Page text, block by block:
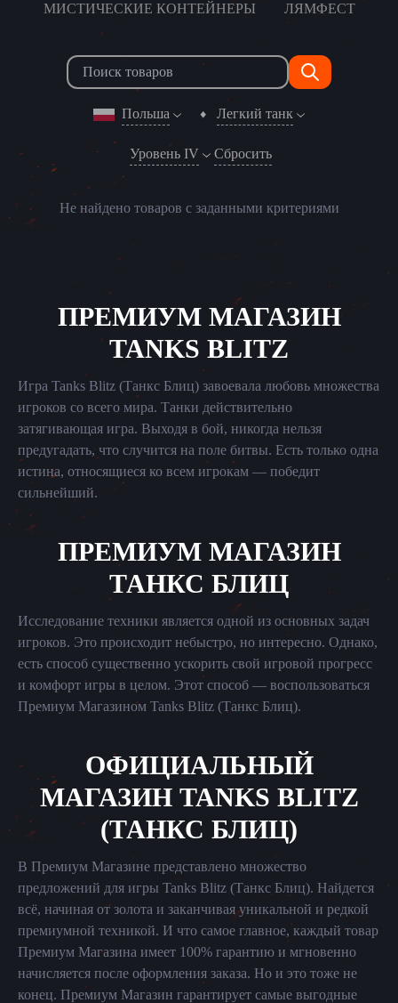
МИСТИЧЕСКИЕ КОНТЕЙНЕРЫ ЛЯМФЕСТ
Польша Легкий танк
Уровень IV Сбросить
Не найдено товаров с заданными критериями
ПРЕМИУМ МАГАЗИН
TANKS BLITZ
Игра Tanks Blitz (Танкс Блиц) завоевала любовь множества
игроков со всего мира. Танки действительно
затягивающая игра. Выходя в бой, никогда нельзя
предугадать, что случится на поле битвы. Есть только одна
истина, относящиеся ко всем игрокам — победит
сильнейший.
ПРЕМИУМ МАГАЗИН
ТАНКС БЛИЦ
Исследование техники является одной из основных задач
игроков. Это происходит небыстро, но интересно. Однако,
есть способ существенно ускорить свой игровой прогресс
и комфорт игры в целом. Этот способ — воспользоваться
Премиум Магазином Tanks Blitz (Танкс Блиц).
ОФИЦИАЛЬНЫЙ
МАГАЗИН TANKS BLITZ
(ТАНКС БЛИЦ)
В Премиум Магазине представлено множество
предложений для игры Tanks Blitz (Танкс Блиц). Найдется
всё, начиная от золота и заканчивая уникальной и редкой
премиумной техникой. И что самое главное, каждый товар
Премиум Магазина имеет 100% гарантию и мгновенно
начисляется после оформления заказа. Но и это тоже не
конец. Премиум Магазин гарантирует самые выгодные